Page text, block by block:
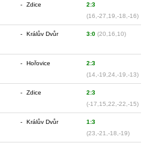
- Zdice
2:3
(16,-27,19,-18,-16)
- Králův Dvůr 3:0 (20,16,10)
- Hořovice
2:3
(14,-19,24,-19,-13)
- Zdice
2:3
(-17,15,22,-22,-15)
- Králův Dvůr
1:3
(23,-21,-18,-19)